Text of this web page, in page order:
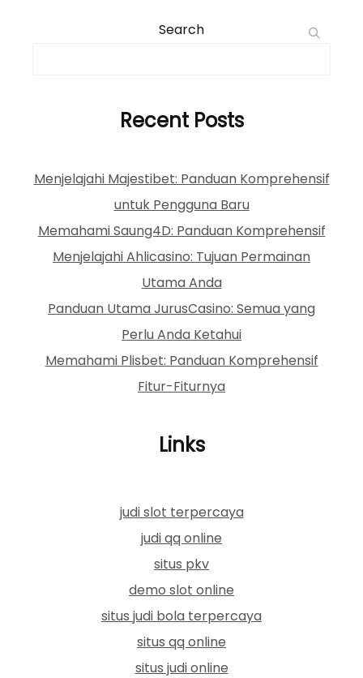
Search
Recent Posts
Menjelajahi Majestibet: Panduan Komprehensif
untuk Pengguna Baru
Memahami Saung4D: Panduan Komprehensif
Menjelajahi Ahlicasino: Tujuan Permainan
Utama Anda
Panduan Utama JurusCasino: Semua yang
Perlu Anda Ketahui
Memahami Plisbet: Panduan Komprehensif
Fitur-Fiturnya
Links
judi slot terpercaya
judi qq online
situs pkv
demo slot online
situs judi bola terpercaya
situs qq online
situs judi online